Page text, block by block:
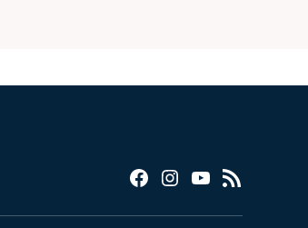
Facebook
Instagram
YouTube
RSS